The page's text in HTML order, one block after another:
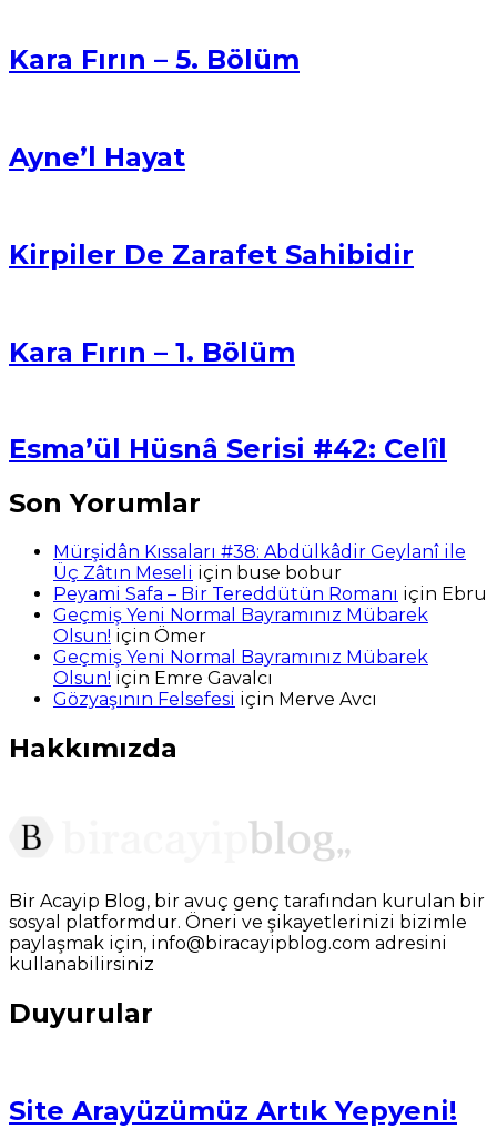
Kara Fırın – 5. Bölüm
Ayne’l Hayat
Kirpiler De Zarafet Sahibidir
Kara Fırın – 1. Bölüm
Esma’ül Hüsnâ Serisi #42: Celîl
Son Yorumlar
Mürşidân Kıssaları #38: Abdülkâdir Geylanî ile
Üç Zâtın Meseli için buse bobur
Peyami Safa – Bir Tereddütün Romanı için Ebru
Geçmiş Yeni Normal Bayramınız Mübarek
Olsun! için Ömer
Geçmiş Yeni Normal Bayramınız Mübarek
Olsun! için Emre Gavalcı
Gözyaşının Felsefesi için Merve Avcı
Hakkımızda
Bir Acayip Blog, bir avuç genç tarafından kurulan bir
sosyal platformdur. Öneri ve şikayetlerinizi bizimle
paylaşmak için, info@biracayipblog.com adresini
kullanabilirsiniz
Duyurular
Site Arayüzümüz Artık Yepyeni!